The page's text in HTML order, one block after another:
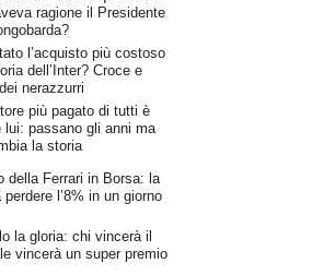
ragione il Presidente
l’acquisto più costoso
dell’Inter? Croce e
nerazzurri
più pagato di tutti è
lui: passano gli anni ma
la storia
della Ferrari in Borsa: la
perdere l’8% in un giorno
la gloria: chi vincerà il
vincerà un super premio